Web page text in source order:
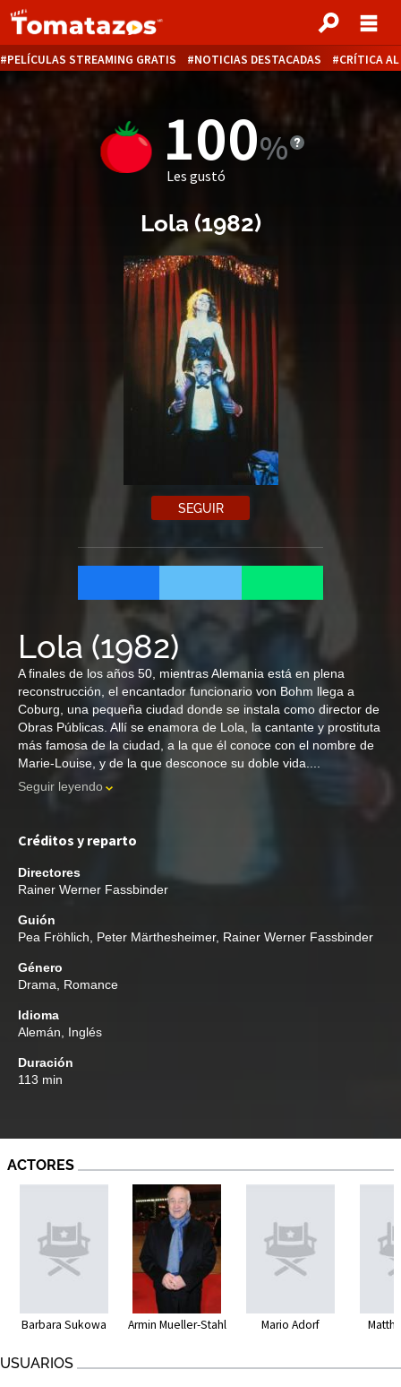
PELÍCULAS STREAMING GRATIS NOTICIAS DESTACADAS CRÍTICA
100
Les gustó
Lola (1982)
SEGUIR
Lola (1982)
A finales de los años 50, mientras Alemania está en plena
reconstrucción, el encantador funcionario von Bohm llega a
Coburg, una pequeña ciudad donde se instala como director de
Obras Públicas. Allí se enamora de Lola, la cantante y prostituta
más famosa de la ciudad, a la que él conoce con el nombre de
Marie-Louise, y de la que desconoce su doble vida....
Seguir leyendo
Créditos y reparto
Directores
Rainer Werner Fassbinder
Guión
Pea Fröhlich
Peter Märthesheimer, Rainer Werner Fassbinder
Género
Drama
Romance
Idioma
Alemán, Inglés
Duración
113 min
ACTORES
Barbara Sukowa Armin Mueller-Stahl Mario Adorf
USUARIOS